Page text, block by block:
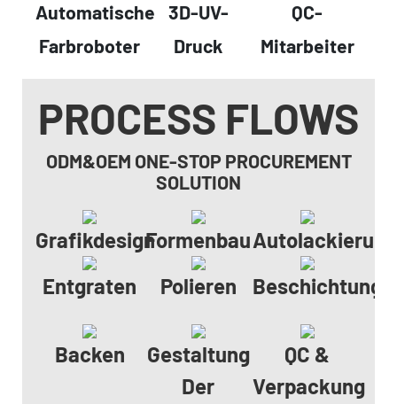
Automatische
Farbroboter
3D-UV-
Druck
QC-
Mitarbeiter
PROCESS FLOWS
ODM&OEM ONE-STOP PROCUREMENT
SOLUTION
GrafikdesignFormenbauAutolackierung
Entgraten
Polieren
Backen
Gestaltung
Der
QC &
Verpackung